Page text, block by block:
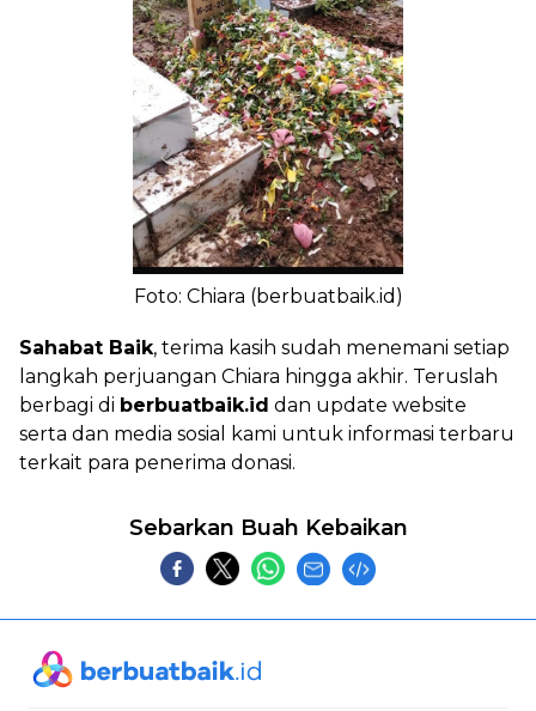
Foto: Chiara (berbuatbaik.id)
Sahabat Baik, terima kasih sudah menemani setiap
langkah perjuangan Chiara hingga akhir. Teruslah
berbagi di berbuatbaik.id dan update website
serta dan media sosial kami untuk informasi terbaru
terkait para penerima donasi.
Sebarkan Buah Kebaikan